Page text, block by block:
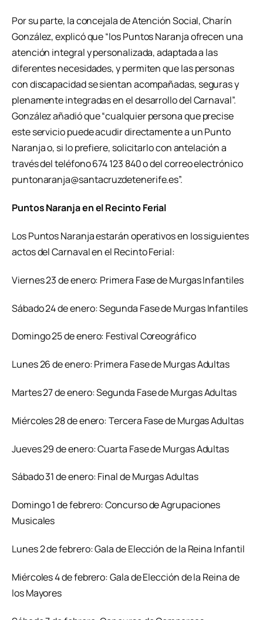
Por su parte, la concejala de Atención Social, Charín
González, explicó que “los Puntos Naranja ofrecen una
atención integral y personalizada, adaptada a las
diferentes necesidades, y permiten que las personas
con discapacidad se sientan acompañadas, seguras y
plenamente integradas en el desarrollo del Carnaval”.
González añadió que “cualquier persona que precise
este servicio puede acudir directamente a un Punto
Naranja o, si lo prefiere, solicitarlo con antelación a
través del teléfono 674 123 840 o del correo electrónico
puntonaranja@santacruzdetenerife.es”.
Puntos Naranja en el Recinto Ferial
Los Puntos Naranja estarán operativos en los siguientes
actos del Carnaval en el Recinto Ferial:
Viernes 23 de enero: Primera Fase de Murgas Infantiles
Sábado 24 de enero: Segunda Fase de Murgas Infantiles
Domingo 25 de enero: Festival Coreográfico
Lunes 26 de enero: Primera Fase de Murgas Adultas
Martes 27 de enero: Segunda Fase de Murgas Adultas
Miércoles 28 de enero: Tercera Fase de Murgas Adultas
Jueves 29 de enero: Cuarta Fase de Murgas Adultas
Sábado 31 de enero: Final de Murgas Adultas
Domingo 1 de febrero: Concurso de Agrupaciones
Musicales
Lunes 2 de febrero: Gala de Elección de la Reina Infantil
Miércoles 4 de febrero: Gala de Elección de la Reina de
los Mayores